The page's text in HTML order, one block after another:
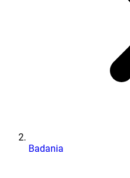
Badania